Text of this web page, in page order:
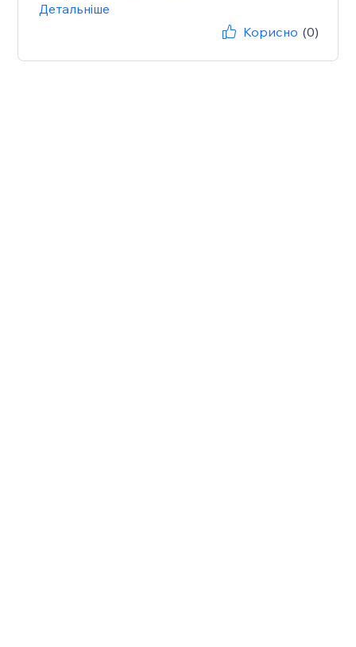
Детальніше
Корисно (0)